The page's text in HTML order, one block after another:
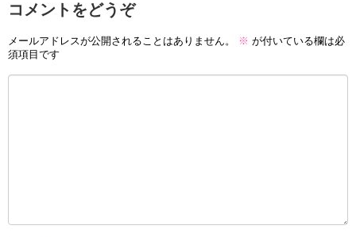
コメントをどうぞ
メールアドレスが公開されることはありません。 ※ が付いている欄は必
須項目です